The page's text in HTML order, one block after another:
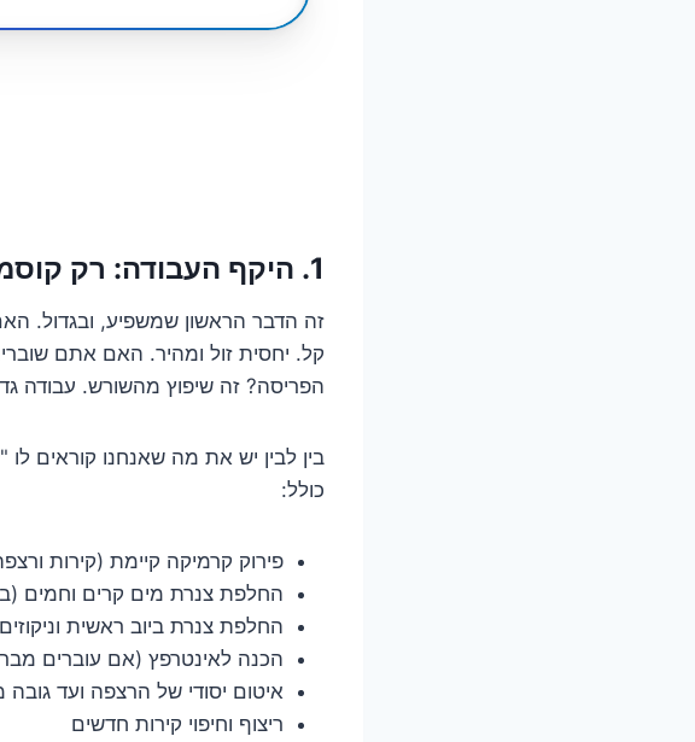
1. היקף העבודה: רק קוסמטיקה או ניתוח לב פתוח?
זה הדבר הראשון שמשפיע, ובגדול.
קל. יחסית זול ומהיר. האם אתם
הפריסה? זה שיפוץ מהשורש. עבודה
בין לבין יש את מה שאנחנו קוראים
כולל:
פירוק קרמיקה קיימת (קירות
החלפת צנרת מים קרים וחמים
החלפת צנרת ביוב ראשית וניקוזים
הכנה לאינטרפץ (אם עוברים
איטום יסודי של הרצפה ועד גובה
ריצוף וחיפוי קירות חדשים